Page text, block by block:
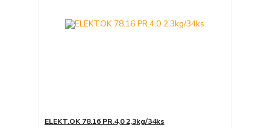
ELEKT.OK 78.16 PR.4,0 2,3kg/34ks